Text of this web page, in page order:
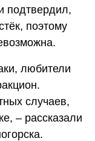
подтвердил,
поэтому
любители
случаев,
– рассказали